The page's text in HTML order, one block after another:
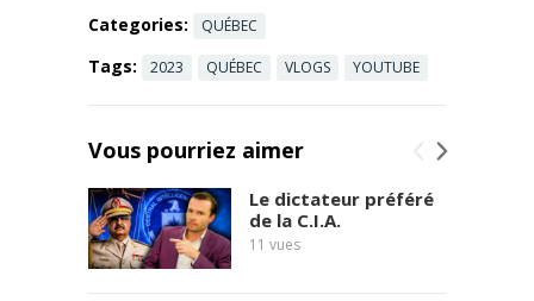
moi un ...
Categories: QUÉBEC
Tags: 2023 QUÉBEC VLOGS YOUTUBE
Vous pourriez aimer
Le dictateur préféré
de la C.I.A.
11 vues